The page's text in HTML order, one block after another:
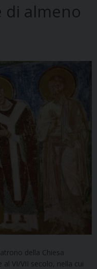
almeno
della Chiesa
al VI/VII secolo, nella cui